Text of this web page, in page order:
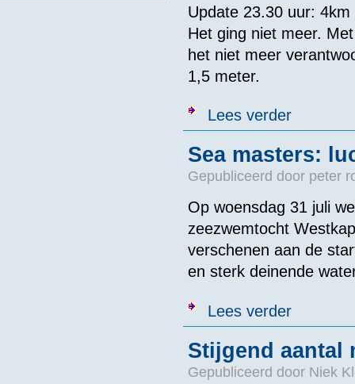
Update 23.30 uur:
Het ging niet meer.
het niet meer
1,5 meter.
Lees verderover Roel van
Sea masters:
Gepubliceerd door peter
Op woensdag 31 juli
zeezwemtocht
verschenen aan de
en sterk deinende
Lees verderover Sea
Stijgend aantal
Gepubliceerd door Niek